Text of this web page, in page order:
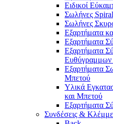
Ειδικοί
Σωλήνες
Σωλήνες
Εξαρτήματα
Εξαρτήματα
Εξαρτήματα
Εξαρτήματα
Μπετού
Υλικά
και Μπετού
Εξαρτήματα
Συνδέσεις &